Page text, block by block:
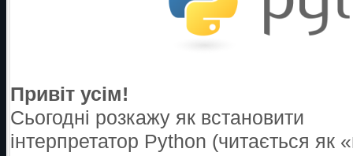
Привіт усім!
Сьогодні розкажу як встановити
інтерпретатор Python (читається